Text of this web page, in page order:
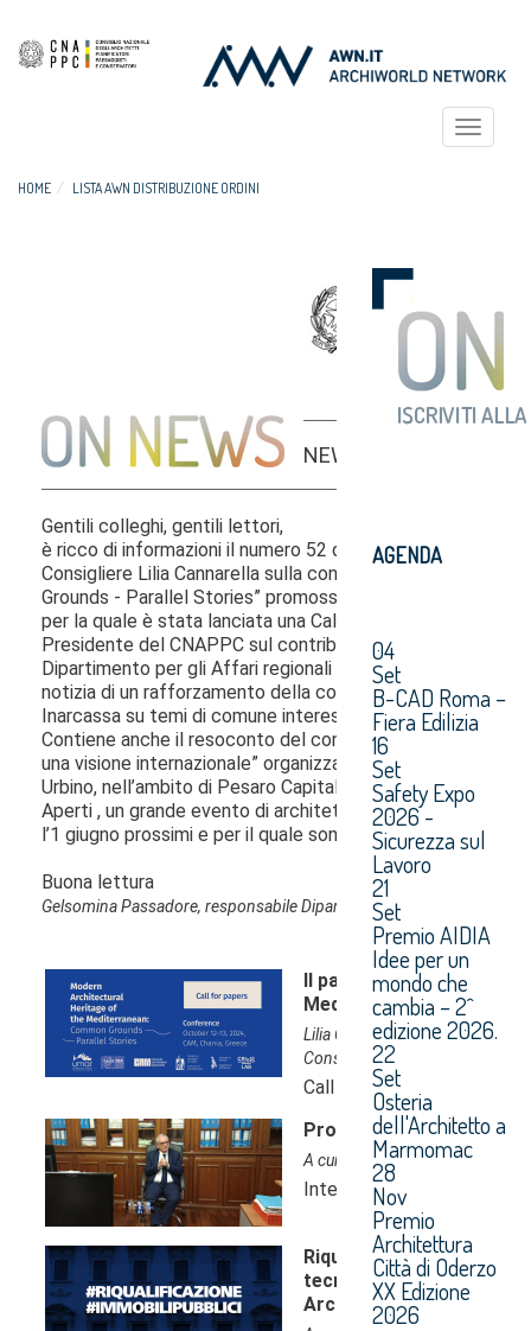
Toggle
HOME LISTA AWN DISTRIBUZIONE ORDINI
AGENDA
04
Set
B-CAD Roma –
Fiera Edilizia
16
Set
Safety Expo
2026 -
Sicurezza sul
Lavoro
21
Set
Premio AIDIA
Idee per un
mondo che
cambia – 2^
edizione 2026.
22
Set
Osteria
dell'Architetto a
Marmomac
28
Nov
Premio
Architettura
Città di Oderzo
XX Edizione
2026